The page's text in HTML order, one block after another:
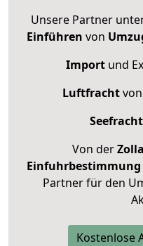
Unsere Partner
Einführen von
Import und
Luftfracht
Seefracht
Von der
Einfuhrbestimmung
Partner für den
Kostenlose